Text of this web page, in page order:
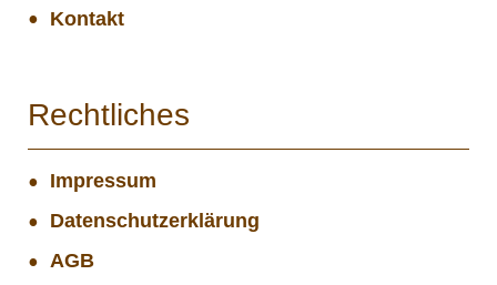
Kontakt
Rechtliches
Impressum
Datenschutzerklärung
AGB